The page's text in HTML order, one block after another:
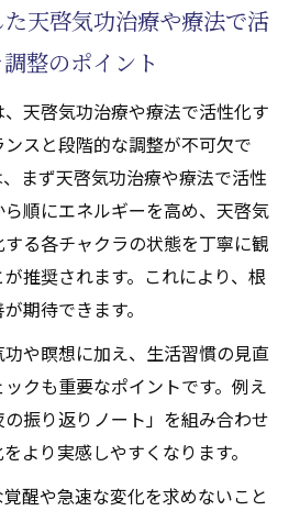
天啓気功治療や療法で活
整のポイント
天啓気功治療や療法で活性化す
スと段階的な調整が不可欠で
まず天啓気功治療や療法で活性
順にエネルギーを高め、天啓気
る各チャクラの状態を丁寧に観
推奨されます。これにより、根
期待できます。
や瞑想に加え、生活習慣の見直
クも重要なポイントです。例え
振り返りノート」を組み合わせ
より実感しやすくなります。
醒や急速な変化を求めないこと